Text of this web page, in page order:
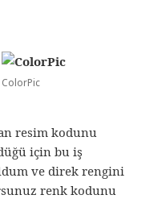
ColorPic
resim kodunu
için bu iş
ve direk rengini
renk kodunu